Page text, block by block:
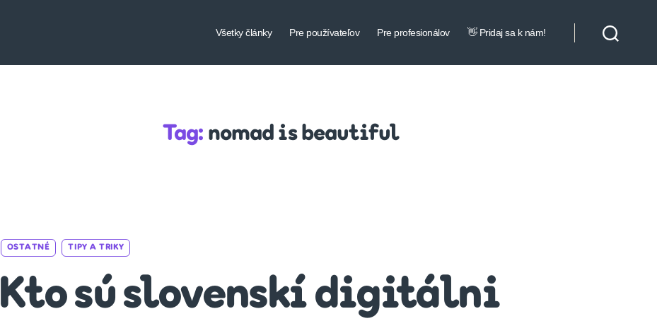
Všetky články Pre používateľov Pre profesionálov 👋 Pridaj sa k nám!
Tag: nomad is beautiful
OSTATNÉ TIPY A TRIKY
Kto sú slovenskí digitálni